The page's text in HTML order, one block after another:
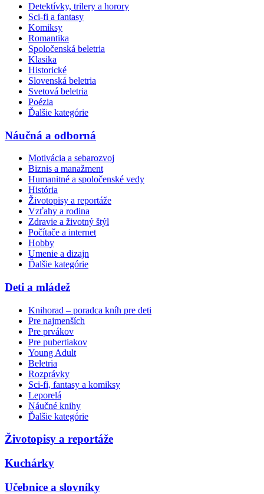
Detektívky, trilery a horory
Sci-fi a fantasy
Komiksy
Romantika
Spoločenská beletria
Klasika
Historické
Slovenská beletria
Svetová beletria
Poézia
Ďalšie kategórie
Náučná a odborná
Motivácia a sebarozvoj
Biznis a manažment
Humanitné a spoločenské vedy
História
Životopisy a reportáže
Vzťahy a rodina
Zdravie a životný štýl
Počítače a internet
Hobby
Umenie a dizajn
Ďalšie kategórie
Deti a mládež
Knihorad – poradca kníh pre deti
Pre najmenších
Pre prvákov
Pre pubertiakov
Young Adult
Beletria
Rozprávky
Sci-fi, fantasy a komiksy
Leporelá
Náučné knihy
Ďalšie kategórie
Životopisy a reportáže
Kuchárky
Učebnice a slovníky